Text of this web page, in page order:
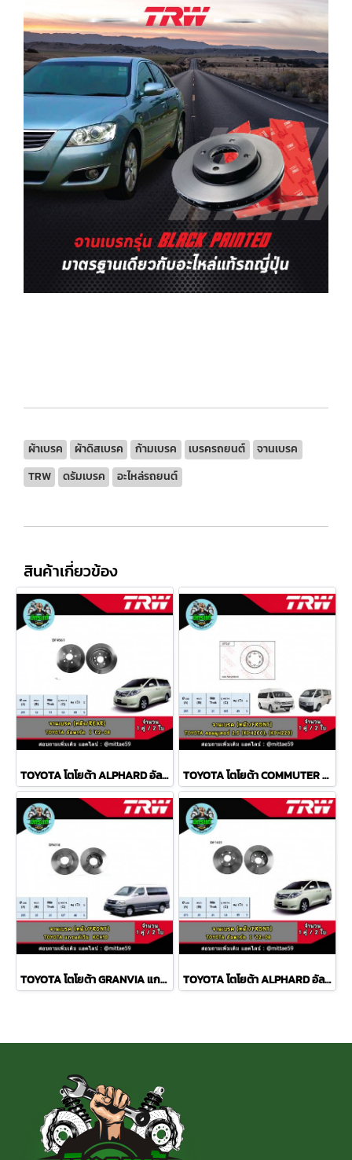
ผ้าเบรค ผ้าดิสเบรค ก้ามเบรค เบรครถยนต์
จานเบรค
TRW
ดรัมเบรค อะไหล่รถยนต์
สินค้าเกี่ยวข้อง
TOYOTA โตโยต้า ALPHARD อัลพาร์ด I '02-08 จานเบรค TRW หลัง TOYOTA โตโยต้า COMMUTER คอมมูเตอร์ 2.5, 3.0 จานเบรค TRW หน้า
TOYOTA โตโยต้า GRANVIA แกรนด์เวีย KCH10 จานเบรค TRW หน้า TOYOTA โตโยต้า ALPHARD อัลพาร์ด I '02-08 จานเบรค TRW หน้า